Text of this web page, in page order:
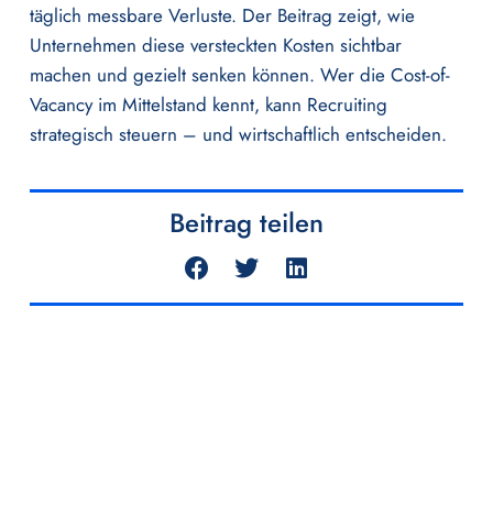
täglich messbare Verluste. Der Beitrag zeigt, wie
Unternehmen diese versteckten Kosten sichtbar
machen und gezielt senken können. Wer die Cost-of-
Vacancy im Mittelstand kennt, kann Recruiting
strategisch steuern – und wirtschaftlich entscheiden.
Beitrag teilen